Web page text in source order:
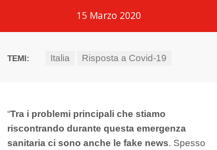
15 Marzo 2020
TEMI: Italia Risposta a Covid-19
“Tra i problemi principali che stiamo
riscontrando durante questa emergenza
sanitaria ci sono anche le fake news. Spesso